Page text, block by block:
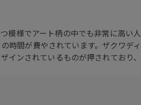
模様でアート柄の中でも非常に高い人
時間が費やされています。ザクワディ
ンされているものが押されており、